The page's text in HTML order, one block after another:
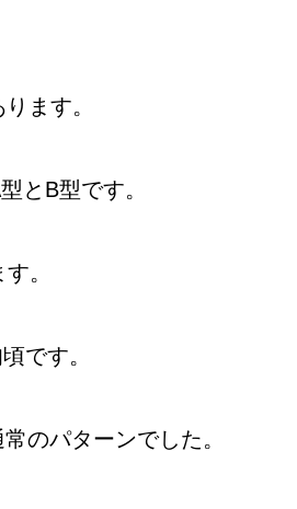
ます。
とB型です。
。
です。
のパターンでした。